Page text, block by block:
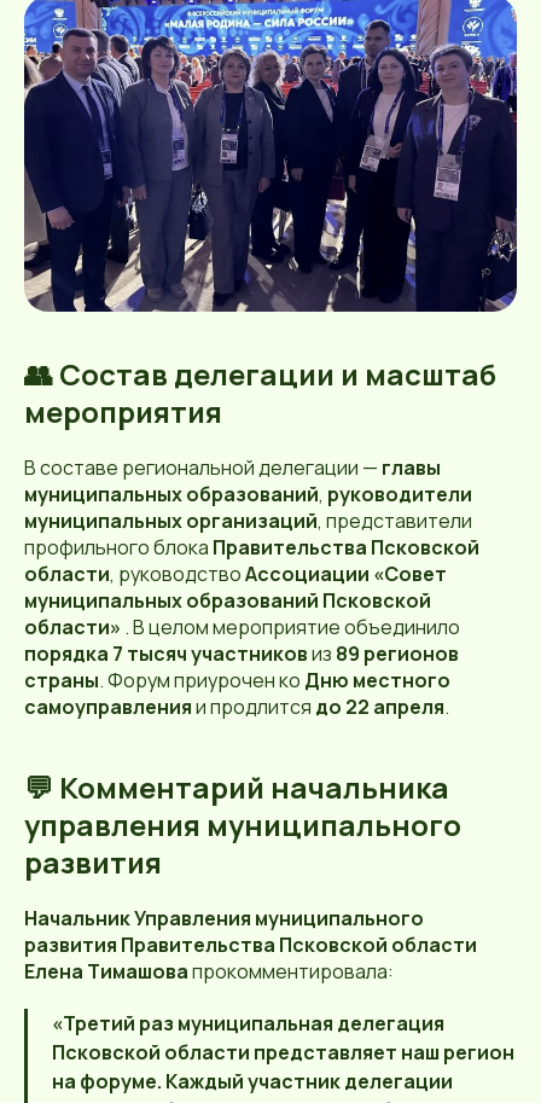
👥 Состав делегации и масштаб
мероприятия
В составе региональной делегации — главы
муниципальных образований, руководители
муниципальных организаций, представители
профильного блока Правительства Псковской
области, руководствоАссоциации «Совет
муниципальных образований Псковской
области» . В целом мероприятие объединило
порядка 7 тысяч участниковиз 89 регионов
страны. Форум приурочен ко Дню местного
самоуправленияи продлится до 22 апреля.
💬 Комментарий начальника
управления муниципального
развития
Начальник Управления муниципального
развития Правительства Псковской области
Елена Тимашовапрокомментировала:
«Третий раз муниципальная делегация
Псковской области представляет наш регион
на форуме. Каждый участник делегации